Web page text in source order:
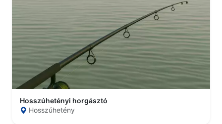
Hosszúhetényi horgásztó
Hosszúhetény